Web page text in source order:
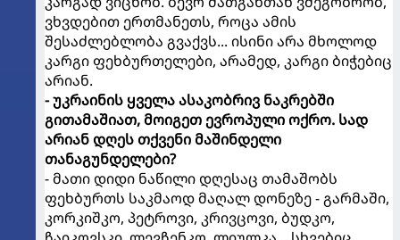
ვხვდებით ერთმანეთს, როცა ამის
შესაძლებლობა გვაქვს... ისინი არა მხოლოდ
კარგი ფეხბურთელები, არამედ, კარგი ბიჭებიც
არიან.
- უკრაინის ყველა ასაკობრივ ნაკრებში
გითამაშიათ, მოიგეთ ევროპული ოქრო. სად
არიან დღეს თქვენი მაშინდელი
თანაგუნდელები?
- მათი დიდი ნაწილი დღესაც თამაშობს
ფეხბურთს საკმაოდ მაღალ დონეზე - გარმაში,
კორკიშკო, პეტროვი, კრივცოვი, ბუდკო,